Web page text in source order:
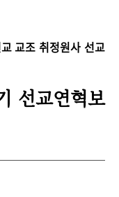
교조 취정원사 선교
선교연혁보